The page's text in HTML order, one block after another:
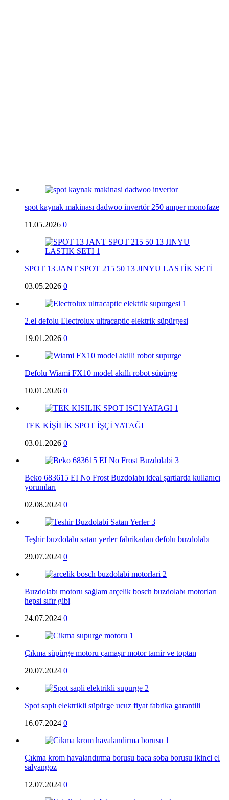
spot kaynak makinası dadwoo invertör 250 amper monofaze
11.05.2026 0
SPOT 13 JANT SPOT 215 50 13 JINYU LASTİK SETİ
03.05.2026 0
2.el defolu Electrolux ultracaptic elektrik süpürgesi
19.01.2026 0
Defolu Wiami FX10 model akıllı robot süpürge
10.01.2026 0
TEK KİŞİLİK SPOT İŞÇİ YATAĞI
03.01.2026 0
Beko 683615 EI No Frost Buzdolabı ideal şartlarda kullanıcı
yorumları
02.08.2024 0
Teşhir buzdolabı satan yerler fabrikadan defolu buzdolabı
29.07.2024 0
Buzdolabı motoru sağlam arçelik bosch buzdolabı motorları
hepsi sıfır gibi
24.07.2024 0
Çıkma süpürge motoru çamaşır motor tamir ve toptan
20.07.2024 0
Spot saplı elektrikli süpürge ucuz fiyat fabrika garantili
16.07.2024 0
Çıkma krom havalandırma borusu baca soba borusu ikinci el
salyangoz
12.07.2024 0